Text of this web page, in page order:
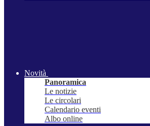
Novità
Panoramica
Le notizie
Le circolari
Calendario eventi
Albo online